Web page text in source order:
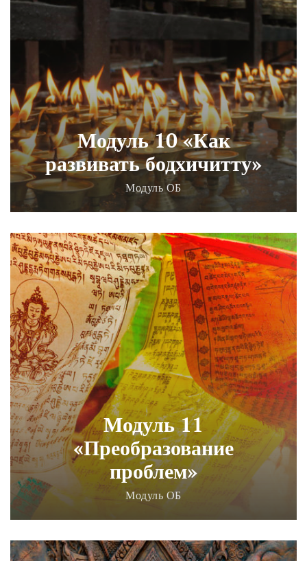
Модуль 10 «Как
развивать бодхичитту»
Модуль ОБ
Модуль 11
«Преобразование
проблем»
Модуль ОБ